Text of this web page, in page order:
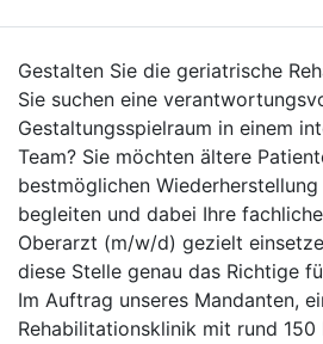
Gestalten Sie die geriatrische
Sie suchen eine
Gestaltungsspielraum in einem
Team? Sie möchten ältere
bestmöglichen
begleiten und dabei Ihre
Oberarzt (m/w/d) gezielt
diese Stelle genau das Richtige
Im Auftrag unseres Mandanten,
Rehabilitationsklinik mit rund 150